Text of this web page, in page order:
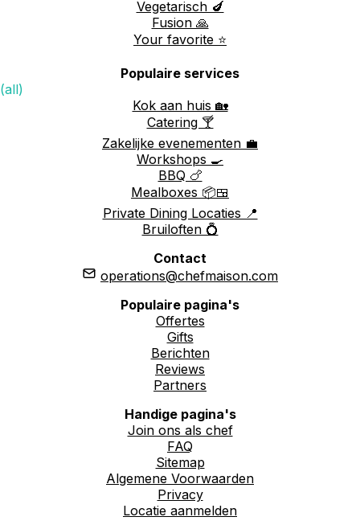
Vegetarisch 🍆
Fusion 🙏
Your favorite ⭐️
Populaire services
(all)
Kok aan huis 🏡
Catering 🍸
Zakelijke evenementen 💼
Workshops 🍳
BBQ 🍗
Mealboxes 📦🍱
Private Dining Locaties 📍
Bruiloften 💍
Contact
operations@chefmaison.com
Populaire pagina's
Offertes
Gifts
Berichten
Reviews
Partners
Handige pagina's
Join ons als chef
FAQ
Sitemap
Algemene Voorwaarden
Privacy
Locatie aanmelden